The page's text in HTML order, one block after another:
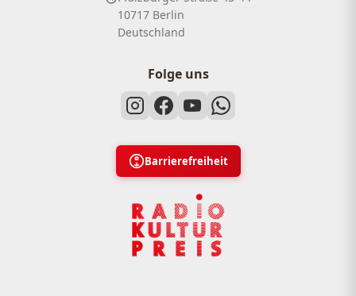
10717 Berlin
Deutschland
Folge uns
Barrierefreiheit